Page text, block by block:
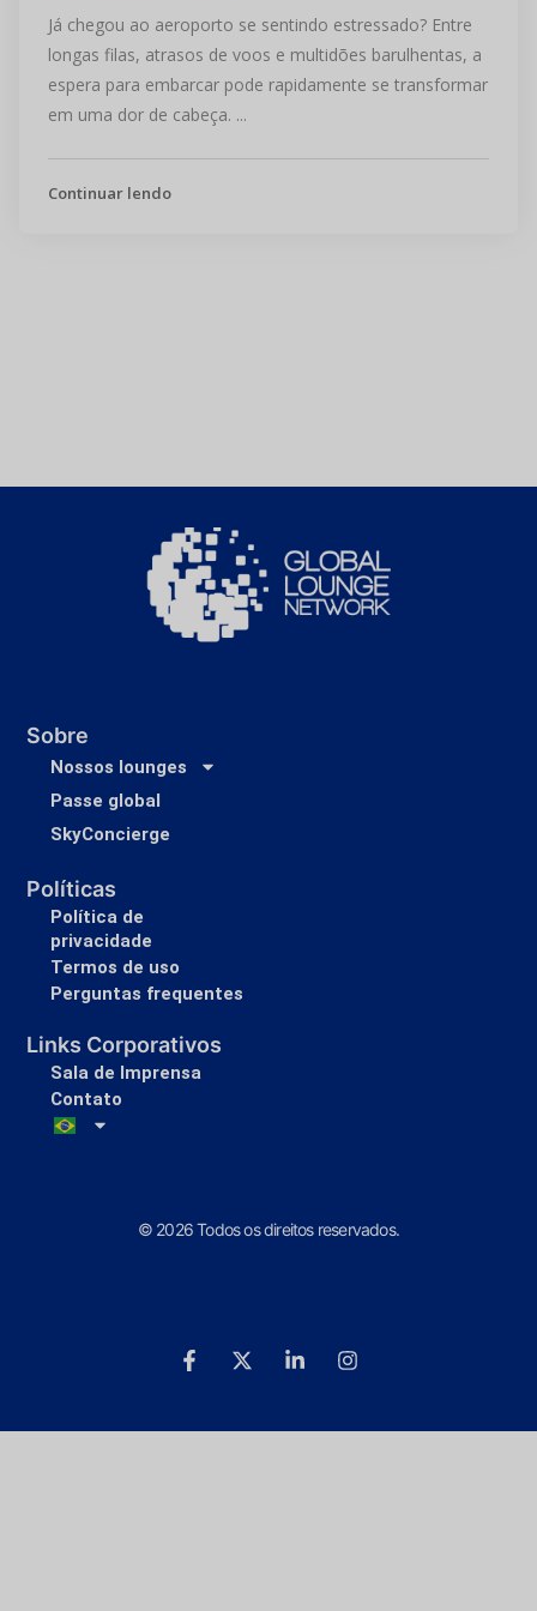
Já chegou ao aeroporto se sentindo estressado? Entre
longas filas, atrasos de voos e multidões barulhentas, a
espera para embarcar pode rapidamente se transformar
em uma dor de cabeça. ...
Continuar lendo
Sobre
Nossos lounges
Passe global
SkyConcierge
Políticas
Política de
privacidade
Termos de uso
Perguntas frequentes
Links Corporativos
Sala de Imprensa
Contato
© 2026 Todos os direitos reservados.